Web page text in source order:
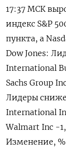
17:37 МСК
индекс S&P
пункта, а
Dow Jones:
International
Sachs Group
Лидеры
International
Walmart Inc -
Изменение, %